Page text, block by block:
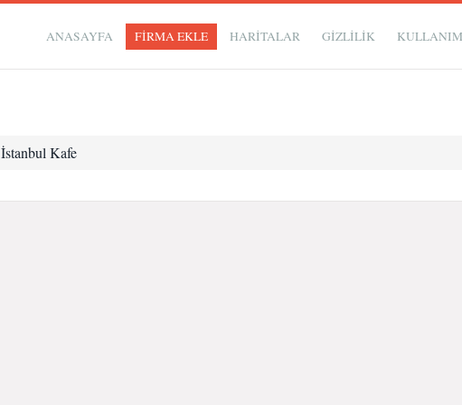
ANASAYFA FİRMA EKLE HARİTALAR GIZLILIK
İstanbul Kafe